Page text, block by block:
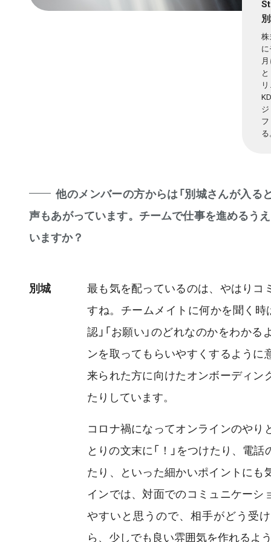
他のメンバーの方からは「別城さんが入る
声もあがっています。チームで仕事を進めるう
いますか？
別城
最も気を配っているのは、やはりコ
すね。チームメイトに何かを聞く時
認」「お願い」のどれなのかをわか
ンを取ってもらいやすくするように
来られた方に向けたオンボーディン
たりしています。
コロナ禍になってオンラインのやり
とりの文末に「！」をつけたり、電
たり、といった細かいポイントにも
インでは、対面でのコミュニケーシ
やすいと思うので、相手がどう受
ら、少しでも良い雰囲気を作れるよ